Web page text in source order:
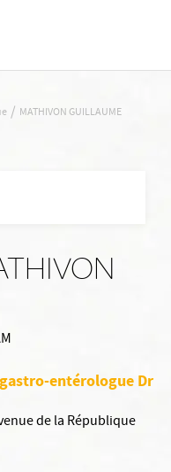
/ MATHIVON GUILLAUME
entérologue Dr
de la République